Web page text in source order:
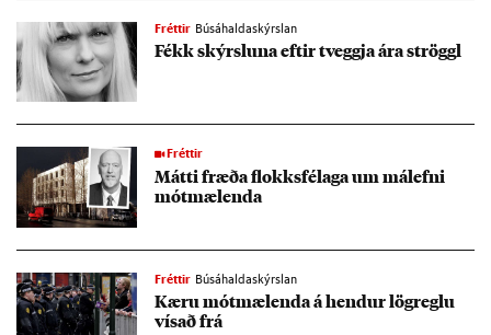
Fréttir Búsáhaldaskýrslan
Fékk skýrsl­una eft­ir tveggja ára ströggl
Fréttir
Mátti fræða flokks­fé­laga um mál­efni
mót­mæl­enda
Fréttir Búsáhaldaskýrslan
Kæru mót­mæl­enda á hend­ur lög­reglu
vís­að frá